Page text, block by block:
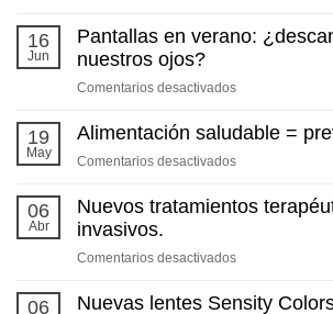
DE
16
Jun
Pantallas en verano:
nuestros ojos?
Comentarios desactivadosen
en
nuestros
19
May
Alimentación saludable =
Comentarios desactivadosen
saludable
auditiva
06
Abr
Nuevos tratamientos
invasivos.
Comentarios desactivadosen
tratamientos
06
Nuevas lentes Sensity